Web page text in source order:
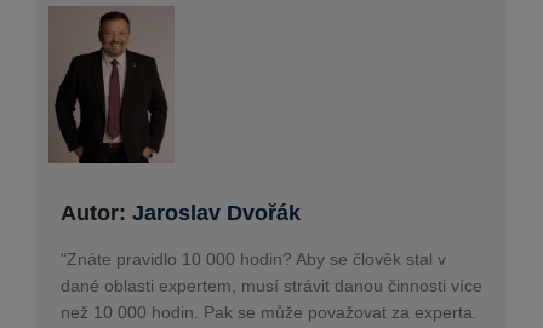
Autor: Jaroslav Dvořák
"Znáte pravidlo 10 000 hodin? Aby se člověk stal v
dané oblasti expertem, musí strávit danou činnosti více
než 10 000 hodin. Pak se může považovat za experta.